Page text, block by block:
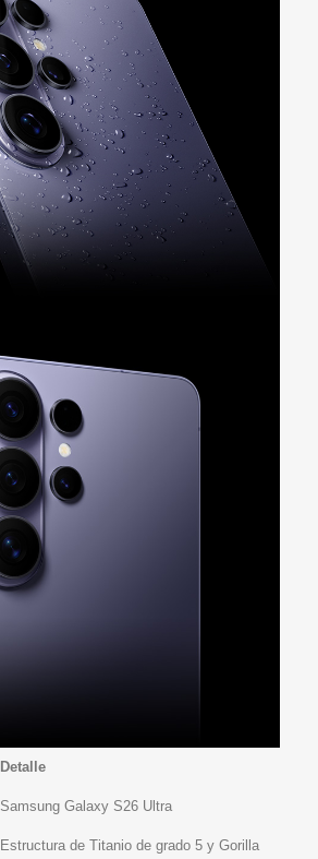
Detalle
Samsung Galaxy S26 Ultra
Estructura de Titanio de grado 5 y Gorilla